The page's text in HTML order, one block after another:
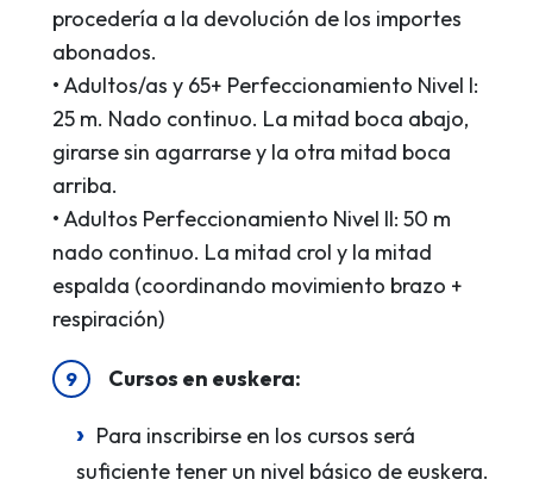
procedería a la devolución de los importes
abonados.
• Adultos/as y 65+ Perfeccionamiento Nivel I:
25 m. Nado continuo. La mitad boca abajo,
girarse sin agarrarse y la otra mitad boca
arriba.
• Adultos Perfeccionamiento Nivel II: 50 m
nado continuo. La mitad crol y la mitad
espalda (coordinando movimiento brazo +
respiración)
Cursos en euskera:
Para inscribirse en los cursos será
suficiente tener un nivel básico de euskera.